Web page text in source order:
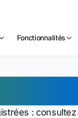
Fonctionnalités
: